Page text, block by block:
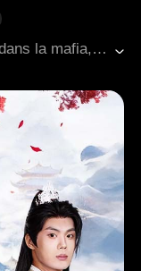
Après avoir réussi dans sa carrière dans la mafia, Adrian est retourné dans sa ville natale avec l'intention de récompenser sa tante Thea et à son oncle Ryan, qui avaient aidé à prendre soin de sa femme Brielle. À sa grande surprise, il a découvert que Thea et Ryan avaient abusé de Brielle pendant longtemps et avaient même tenté de la vendre à une personne handicapée. Adrian a sauvé sa femme et a révélé la vérité, ce qui a conduit les coupables à subir de sévères sanctions légales. Durant ce processus, Adrian a appris qu'il n'était pas le fils biologique de sa mère Kaylee, et que son père biologique avait été assassiné par Kaylee et son deuxième mari Nathan. À la fin, Adrian et Brielle ont reconstruit leur foyer, se sont engagés activement dans le développement régional et ont accueilli une nouvelle vie ainsi qu'un avenir paisible.